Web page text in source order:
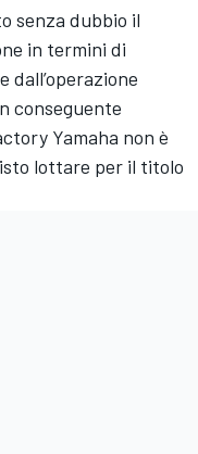
senza dubbio il
in termini di
dall’operazione
conseguente
Yamaha non è
lottare per il titolo